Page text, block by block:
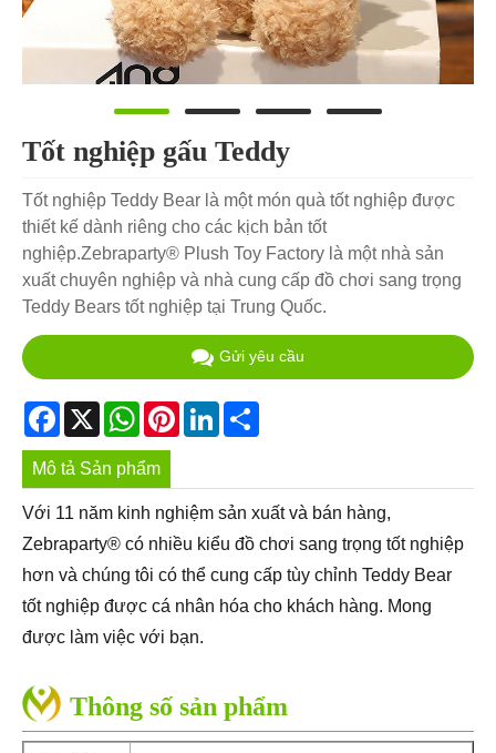
Tốt nghiệp gấu Teddy
Tốt nghiệp Teddy Bear là một món quà tốt nghiệp được
thiết kế dành riêng cho các kịch bản tốt
nghiệp.Zebraparty® Plush Toy Factory là một nhà sản
xuất chuyên nghiệp và nhà cung cấp đồ chơi sang trọng
Teddy Bears tốt nghiệp tại Trung Quốc.
Gửi yêu cầu
Facebook
X WhatsApp
PinterestLinkedIn
Mô tả Sản phẩm
Với 11 năm kinh nghiệm sản xuất và bán hàng,
Zebraparty® có nhiều kiểu đồ chơi sang trọng tốt nghiệp
hơn và chúng tôi có thể cung cấp tùy chỉnh Teddy Bear
tốt nghiệp được cá nhân hóa cho khách hàng. Mong
được làm việc với bạn.
Thông số sản phẩm